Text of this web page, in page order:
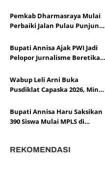
Pemkab Dharmasraya Mulai
Perbaiki Jalan Pulau Punjung–
Bupati Annisa Ajak PWI Jadi
Pelopor Jurnalisme Beretika
Wabup Leli Arni Buka
Pusdiklat Capaska 2026, Minta
Negara
Bupati Annisa Haru Saksikan
390 Siswa Mulai MPLS di
REKOMENDASI